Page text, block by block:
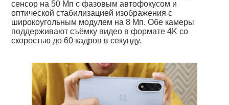
сенсор на 50 Мп с фазовым автофокусом и
оптической стабилизацией изображения с
широкоугольным модулем на 8 Мп. Обе камеры
поддерживают съёмку видео в формате 4K со
скоростью до 60 кадров в секунду.